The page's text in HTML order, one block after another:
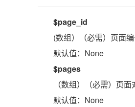
$page_id
(数组）（必需）页面
默认值：None
$pages
（数组）（必需）页
默认值：None